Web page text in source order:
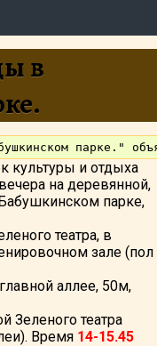
в
культуры и отдыха
на деревянной,
парке,
театра, в
зале (пол
аллее, 50м,
Зеленого театра
Время 14-15.45